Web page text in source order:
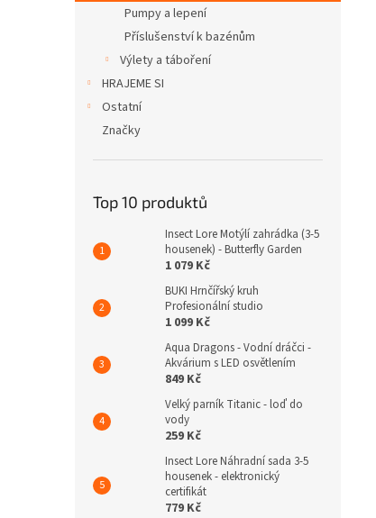
Pumpy a lepení
Příslušenství k bazénům
Výlety a táboření
HRAJEME SI
Ostatní
Značky
Top 10 produktů
Insect Lore Motýlí zahrádka (3-5
housenek) - Butterfly Garden
1 079 Kč
BUKI Hrnčířský kruh
Profesionální studio
1 099 Kč
Aqua Dragons - Vodní dráčci -
Akvárium s LED osvětlením
849 Kč
Velký parník Titanic - loď do
vody
259 Kč
Insect Lore Náhradní sada 3-5
housenek - elektronický
certifikát
779 Kč